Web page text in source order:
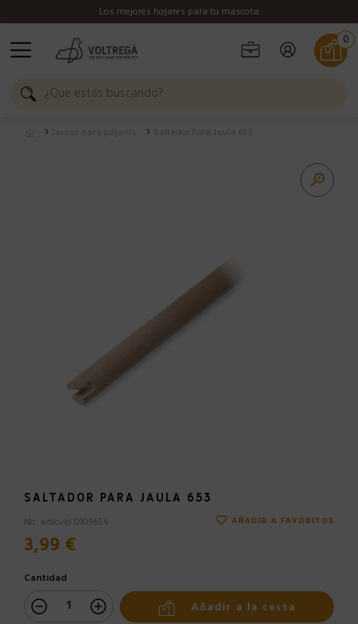
Los mejores hojares para tu mascota
0

SALTADOR PARA JAULA 653
No. artículo 0105654 favorite_border AÑADIR A FAVORITOS
3,99 €
Cantidad
Añadir a la cesta